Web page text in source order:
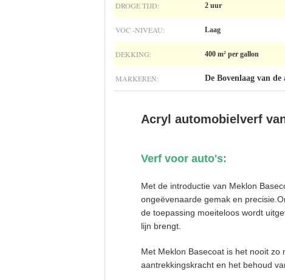
DROGE TIJD: 2 uur
VOC -NIVEAU: Laag
DEKKING: 400 m² per gallon
MARKEREN: De Bovenlaag van de
Acryl automobielverf
Verf voor auto's:
Met de introductie van Meklon
ongeëvenaarde gemak en
de toepassing moeiteloos wordt
lijn brengt.
Met Meklon Basecoat is het nooit
aantrekkingskracht en het behoud